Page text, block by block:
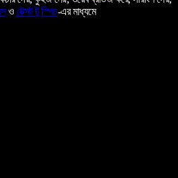
ও টেক্সট টু স্পিচ-এর মাধ্যমে